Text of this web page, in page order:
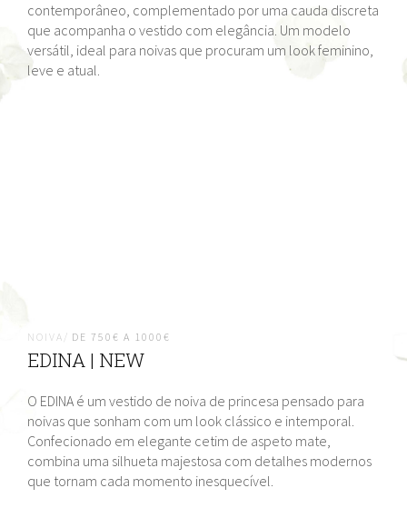
contemporâneo, complementado por uma cauda discreta
que acompanha o vestido com elegância. Um modelo
versátil, ideal para noivas que procuram um look feminino,
leve e atual.
NOIVA/ DE 750€ A 1000€
EDINA | NEW
O EDINA é um vestido de noiva de princesa pensado para
noivas que sonham com um look clássico e intemporal.
Confecionado em elegante cetim de aspeto mate,
combina uma silhueta majestosa com detalhes modernos
que tornam cada momento inesquecível.